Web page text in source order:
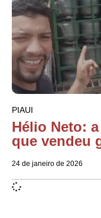
PIAUI
Hélio Neto:
que vendeu
24 de janeiro de 2026